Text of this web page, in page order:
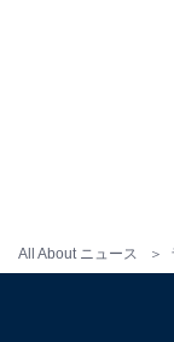
All About ニュース